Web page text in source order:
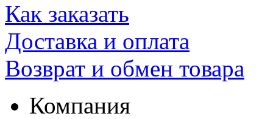
Как заказать
Доставка и оплата
Возврат и обмен товара
Компания